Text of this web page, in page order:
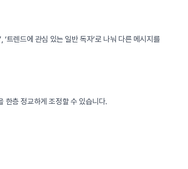
트렌드에 관심 있는 일반 독자’로 나눠 다른 메시지를
한층 정교하게 조정할 수 있습니다.